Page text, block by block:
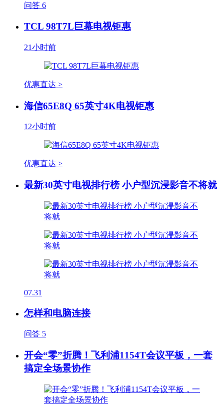
问答 6
TCL 98T7L巨幕电视钜惠
21小时前
优惠直达 >
海信65E8Q 65英寸4K电视钜惠
12小时前
优惠直达 >
最新30英寸电视排行榜 小户型沉浸影音不将就
07.31
怎样和电脑连接
问答 5
开会“零”折腾！飞利浦1154T会议平板，一套
搞定全场景协作